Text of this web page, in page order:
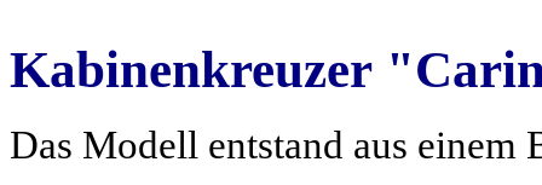
Kabinenkreuzer
Das Modell entstand aus einem